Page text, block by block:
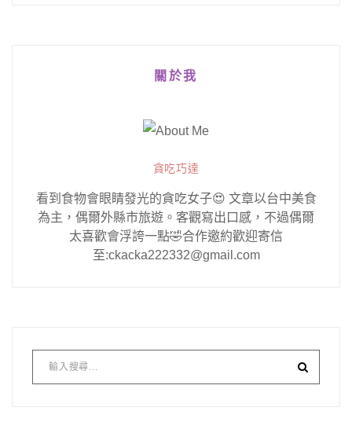
關於我
貪吃巧達
看到食物會眼睛發光的貪吃女子😍 文章以台中美食
為主，偶爾外縣市旅遊。客觀寫出口感，不過偶爾
太喜歡會浮誇一點🤣合作邀約歡迎寄信
至:ckacka222332@gmail.com